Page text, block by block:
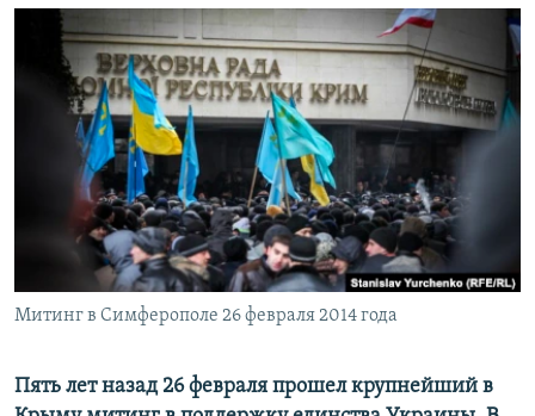
ТЕЛЕПРОЕКТ КРЫМ.РЕАЛИИ
СОВЕТЫ ПРАВОЗАЩИТНИКОВ
ПРОПАВШИЕ БЕЗ ВЕСТИ
ПОБЕДИТЕЛЕЙ НЕ СУДЯТ?
КРЫМ.НЕПОКОРЕННЫЙ
ELIFBE
УКРАИНСКАЯ ПРОБЛЕМА КРЫМА
Українською
Qırımtatar
ПРИСОЕДИНЯЙТЕСЬ!
Все сайты RFE/RL
Митинг в Симферополе 26 февраля 2014 года
Пять лет назад 26 февраля прошел крупнейший в